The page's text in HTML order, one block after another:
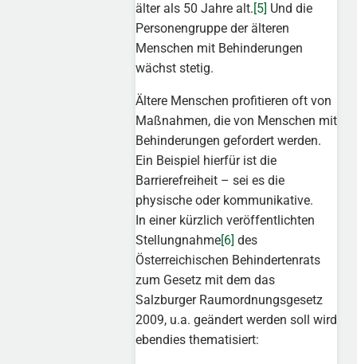
älter als 50 Jahre alt. [5] Und die
Personengruppe der älteren
Menschen mit Behinderungen
wächst stetig.
Ältere Menschen profitieren oft von
Maßnahmen, die von Menschen mit
Behinderungen gefordert werden.
Ein Beispiel hierfür ist die
Barrierefreiheit – sei es die
physische oder kommunikative.
In einer kürzlich veröffentlichten
Stellungnahme[6] des
Österreichischen Behindertenrats
zum Gesetz mit dem das
Salzburger Raumordnungsgesetz
2009, u.a. geändert werden soll wird
ebendies thematisiert: